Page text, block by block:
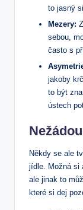
to jasný
Mezery:
sebou,
často s
jakoby
to být
ústech
Někdy se ale
jídle. Možná si
ale jinak to
které si dej